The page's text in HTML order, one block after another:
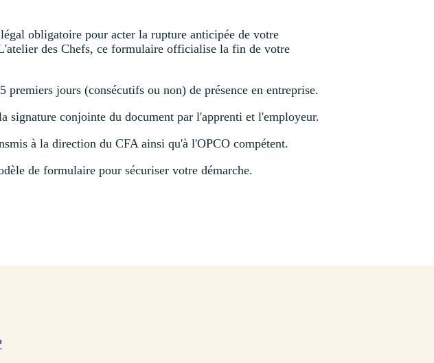
obligatoire pour acter la rupture anticipée de votre
des Chefs, ce formulaire officialise la fin de votre
jours (consécutifs ou non) de présence en entreprise.
signature conjointe du document par l'apprenti et l'employeur.
à la direction du CFA ainsi qu'à l'OPCO compétent.
de formulaire pour sécuriser votre démarche.